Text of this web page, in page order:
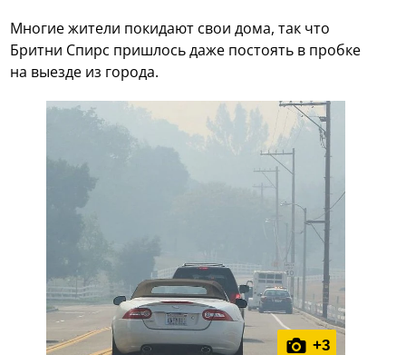
Многие жители покидают свои дома, так что
Бритни Спирс пришлось даже постоять в пробке
на выезде из города.
+3